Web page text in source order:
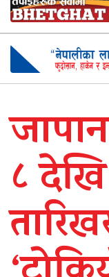
८